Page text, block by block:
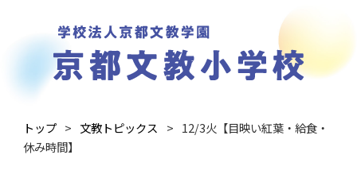
トップ 文教トピックス
12/3火【目映い紅葉・給食・
休み時間】